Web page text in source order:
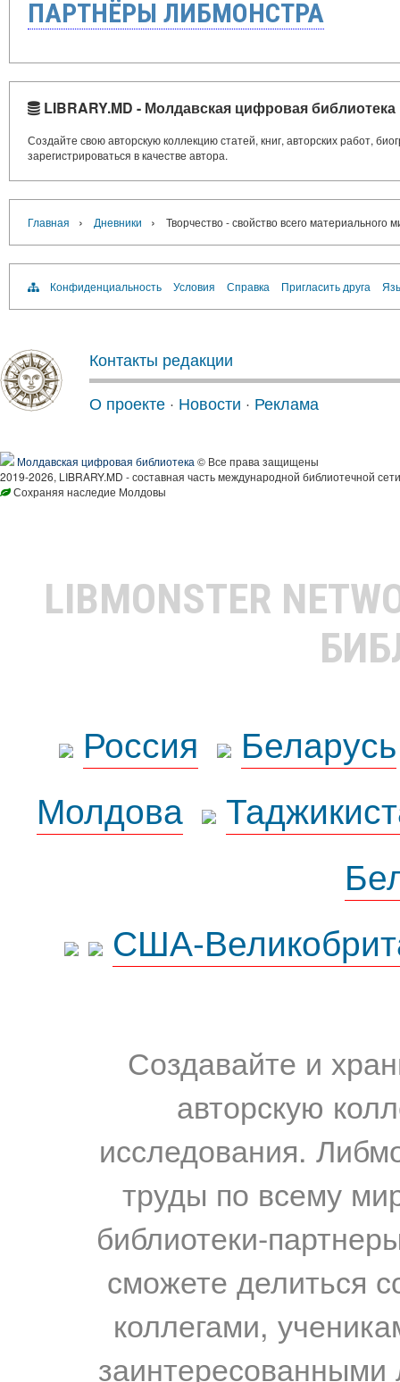
ПАРТНЁРЫ ЛИБМОНСТРА
LIBRARY.MD - Молдавская цифровая библиотека
Создайте свою авторскую коллекцию статей, книг, авторских работ,
зарегистрироваться в качестве автора.
Главная › Дневники › Творчество - свойство всего материального
Конфиденциальность Условия Справка Пригласить друга
Контакты редакции
О проекте · Новости · Реклама
Молдавская цифровая библиотека © Все права защищены
2019-2026, LIBRARY.MD - составная часть международной библиотечной
Сохраняя наследие Молдовы
LIBMONSTER
Россия
Беларусь
Молдова
США-
Создавайте и
авторскую
исследования.
труды по всему
библиотеки-
сможете делиться
коллегами,